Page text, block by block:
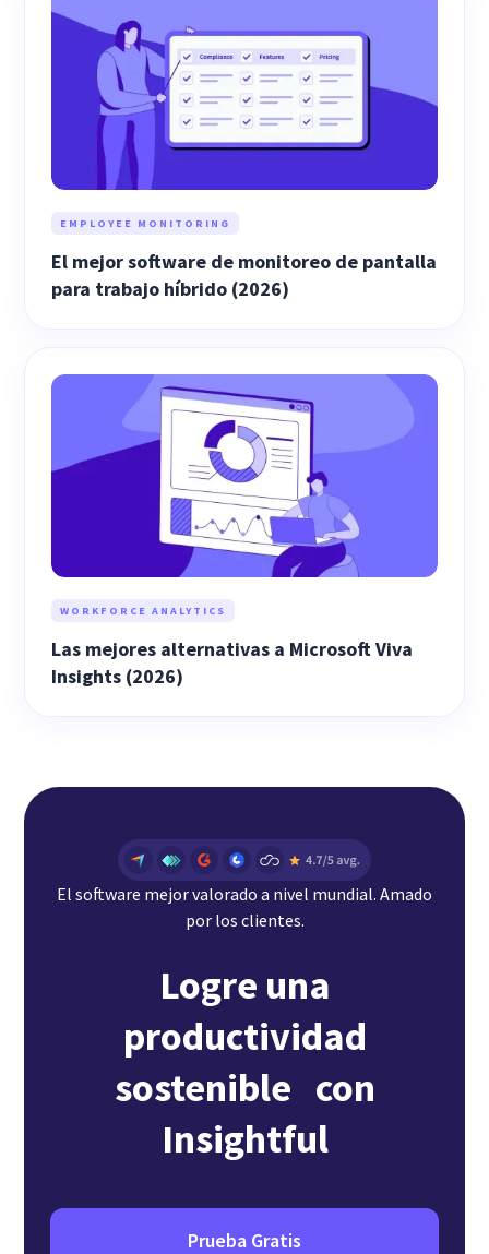
EMPLOYEE MONITORING
El mejor software de monitoreo de pantalla
para trabajo híbrido (2026)
WORKFORCE ANALYTICS
Las mejores alternativas a Microsoft Viva
Insights (2026)
El software mejor valorado a nivel mundial. Amado
por los clientes.
Logre una
productividad
sostenible con
Insightful
Prueba Gratis